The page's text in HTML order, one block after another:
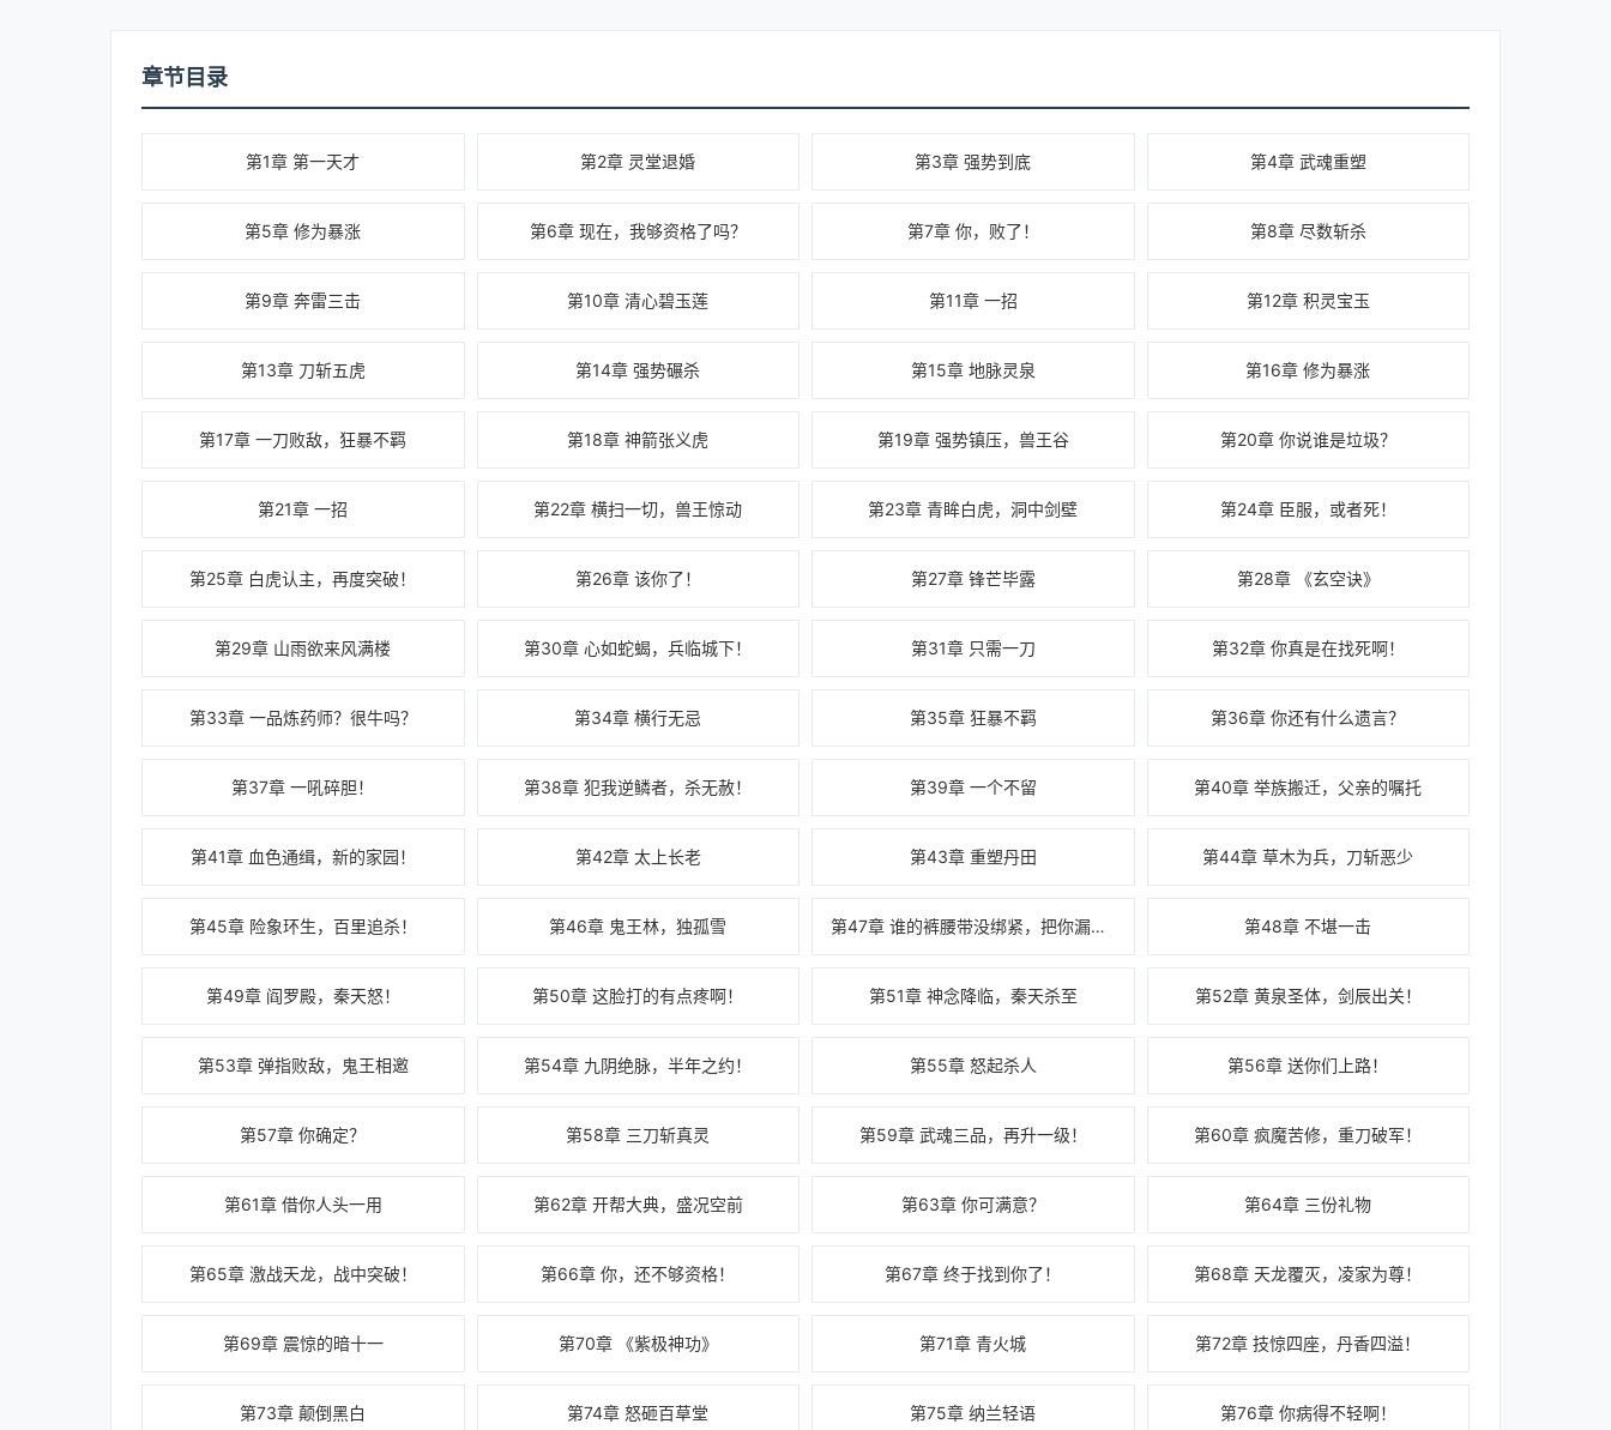
章节目录
第1章 第一天才 第2章 灵堂退婚 第3章 强势到底 第4章 武魂重塑
第5章 修为暴涨 第6章 现在，我够资格了吗？ 第7章 你，败了！ 第8章 尽数斩杀
第9章 奔雷三击 第10章 清心碧玉莲 第11章 一招 第12章 积灵宝玉
第13章 刀斩五虎 第14章 强势碾杀 第15章 地脉灵泉 第16章 修为暴涨
第17章 一刀败敌，狂暴不羁 第18章 神箭张义虎 第19章 强势镇压，兽王谷 第20章 你说谁是垃圾？
第21章 一招 第22章 横扫一切，兽王惊动 第23章 青眸白虎，洞中剑壁 第24章 臣服，或者死！
第25章 白虎认主，再度突破！ 第26章 该你了！ 第27章 锋芒毕露 第28章 《玄空诀》
第29章 山雨欲来风满楼 第30章 心如蛇蝎，兵临城下！ 第31章 只需一刀 第32章 你真是在找死啊！
第33章 一品炼药师？很牛吗？ 第34章 横行无忌 第35章 狂暴不羁 第36章 你还有什么遗言？
第37章 一吼碎胆！ 第38章 犯我逆鳞者，杀无赦！ 第39章 一个不留 第40章 举族搬迁，父亲的嘱托
第41章 血色通缉，新的家园！ 第42章 太上长老 第43章 重塑丹田 第44章 草木为兵，刀斩恶少
第45章 险象环生，百里追杀！ 第46章 鬼王林，独孤雪 第47章 谁的裤腰带没绑紧，把你漏出来了？ 第48章 不堪一击
第49章 阎罗殿，秦天怒！ 第50章 这脸打的有点疼啊！ 第51章 神念降临，秦天杀至 第52章 黄泉圣体，剑辰出关！
第53章 弹指败敌，鬼王相邀 第54章 九阴绝脉，半年之约！ 第55章 怒起杀人 第56章 送你们上路！
第57章 你确定？ 第58章 三刀斩真灵 第59章 武魂三品，再升一级！ 第60章 疯魔苦修，重刀破军！
第61章 借你人头一用 第62章 开帮大典，盛况空前 第63章 你可满意？ 第64章 三份礼物
第65章 激战天龙，战中突破！ 第66章 你，还不够资格！ 第67章 终于找到你了！ 第68章 天龙覆灭，凌家为尊！
第69章 震惊的暗十一 第70章 《紫极神功》 第71章 青火城 第72章 技惊四座，丹香四溢！
第73章 颠倒黑白 第74章 怒砸百草堂 第75章 纳兰轻语 第76章 你病得不轻啊！